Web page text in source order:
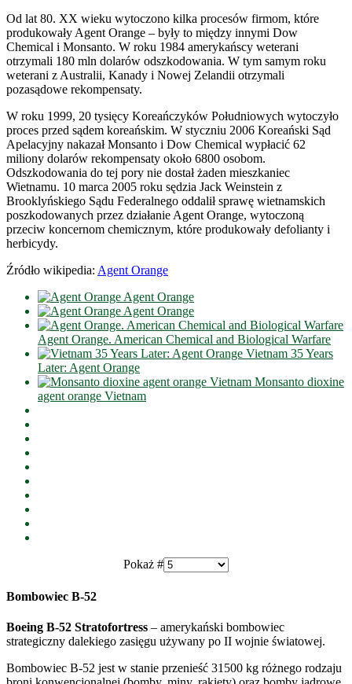
Od lat 80. XX wieku wytoczono kilka procesów firmom, które
produkowały Agent Orange – były to między innymi Dow
Chemical i Monsanto. W roku 1984 amerykańscy weterani
otrzymali 180 mln dolarów odszkodowania. W tym samym roku
weterani z Australii, Kanady i Nowej Zelandii otrzymali
pozasądowe rekompensaty.
W roku 1999, 20 tysięcy Koreańczyków Południowych wytoczyło
proces przed sądem koreańskim. W styczniu 2006 Koreański Sąd
Apelacyjny nakazał Monsanto i Dow Chemical wypłacić 62
miliony dolarów rekompensaty około 6800 osobom.
Odszkodowania do tej pory nie dostał żaden mieszkaniec
Wietnamu. 10 marca 2005 roku sędzia Jack Weinstein z
Brooklyńskiego Sądu Federalnego oddalił sprawę wietnamskich
poszkodowanych przez działanie Agent Orange, wytoczoną
przeciw koncernom chemicznym, które produkowały defolianty i
herbicydy.
Źródło wikipedia: Agent Orange
Agent Orange
Agent Orange
Agent Orange. American Chemical and Biological Warfare
Vietnam 35 Years
Later: Agent Orange
Monsanto dioxine
agent orange Vietnam
Pokaż #
Bombowiec B-52
Boeing B-52 Stratofortress – amerykański bombowiec
strategiczny dalekiego zasięgu używany po II wojnie światowej.
Bombowiec B-52 jest w stanie przenieść 31500 kg różnego rodzaju